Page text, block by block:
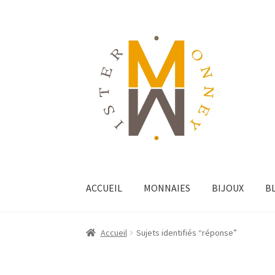
ACCUEIL MONNAIES BIJOUX
Accueil Sujets identifiés “réponse”